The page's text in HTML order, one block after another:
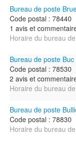
Bureau de poste
Code postal : 78440
1 avis et
Horaire du bureau
Bureau de poste Buc
Code postal : 78530
2 avis et
Horaire du bureau
Bureau de poste
Code postal : 78830
Horaire du bureau